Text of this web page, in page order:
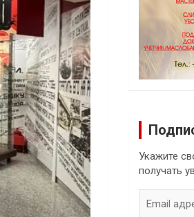
Укажите
получать
адрес